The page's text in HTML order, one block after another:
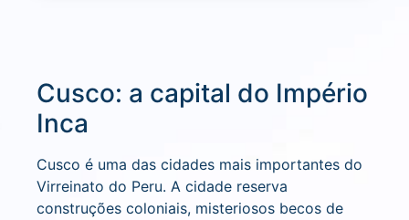
Cusco: a capital do Império
Inca
Cusco é uma das cidades mais importantes do
Virreinato do Peru. A cidade reserva
construções coloniais, misteriosos becos de